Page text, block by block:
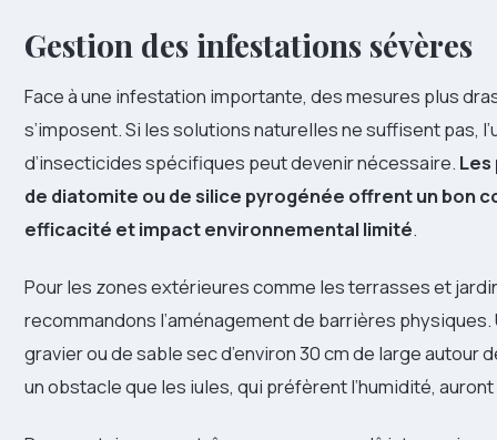
Gestion des infestations sévères
Face à une infestation importante, des mesures plus
s’imposent. Si les solutions naturelles ne suffisent pas,
d’insecticides spécifiques peut devenir nécessaire. Les
de diatomite ou de silice pyrogénée offrent un bon
efficacité et impact environnemental limité.
Pour les zones extérieures comme les terrasses et
recommandons l’aménagement de barrières physiques.
gravier ou de sable sec d’environ 30 cm de large autour
un obstacle que les iules, qui préfèrent l’humidité, auront